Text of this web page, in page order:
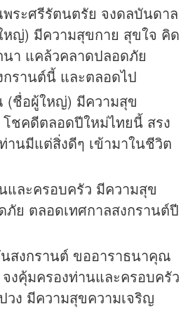
ระศรีรัตนตรัย จงดลบันดาล
ญ่) มีความสุขกาย สุขใจ คิด
นา แคล้วคลาดปลอดภัย
กรานต์นี้ และตลอดไป
(ชื่อผู้ใหญ่) มีความสุข
ชคดีตลอดปีใหม่ไทยนี้ สรง
านมีแต่สิ่งดีๆ เข้ามาในชีวิต
และครอบครัว มีความสุข
ย ตลอดเทศกาลสงกรานต์ปี
สงกรานต์ ขออาราธนาคุณ
งคุ้มครองท่านและครอบครัว
วง มีความสุขความเจริญ